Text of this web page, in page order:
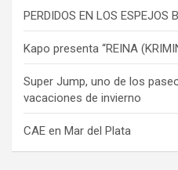
PERDIDOS EN LOS
Kapo presenta “REINA
Super Jump, uno de los
vacaciones de invierno
CAE en Mar del Plata